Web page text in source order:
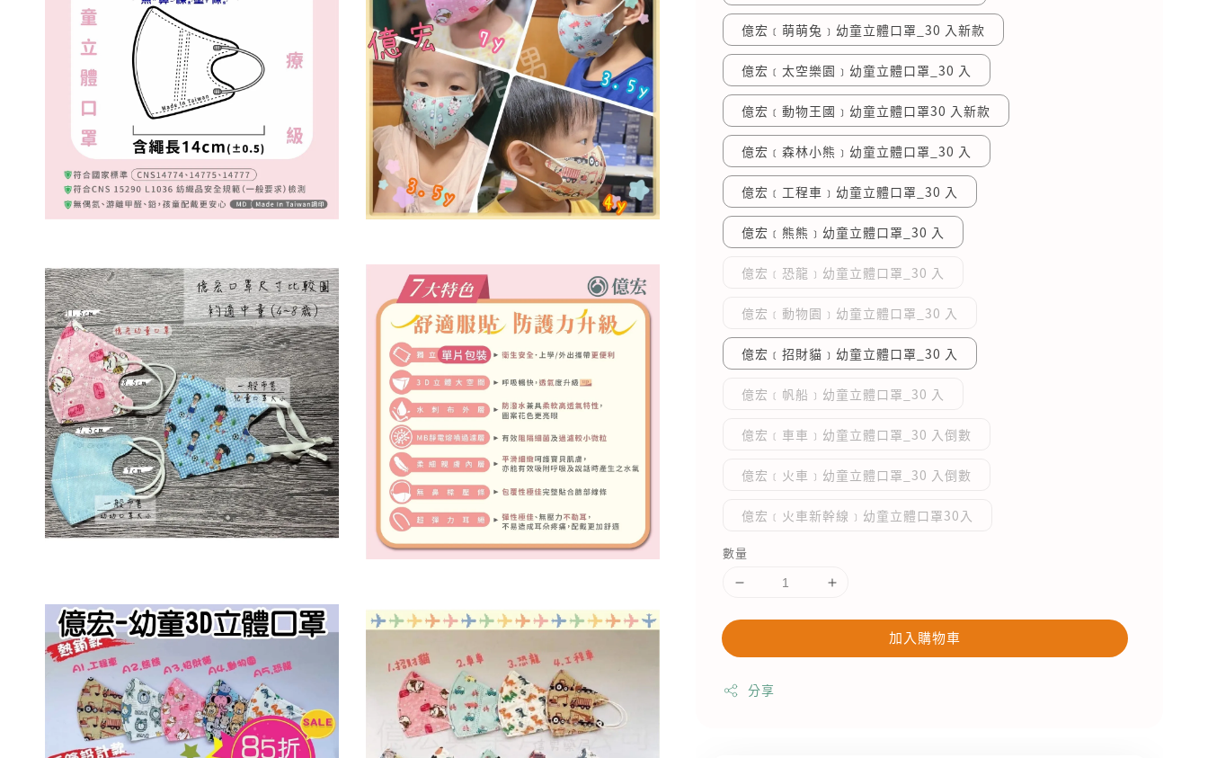
億宏﹝萌萌兔﹞幼童立體口罩_30 入新款
億宏﹝太空樂園﹞幼童立體口罩_30 入
億宏﹝動物王國﹞幼童立體口罩30 入新款
億宏﹝森林小熊﹞幼童立體口罩_30 入
億宏﹝工程車﹞幼童立體口罩_30 入
億宏﹝熊熊﹞幼童立體口罩_30 入
億宏﹝恐龍﹞幼童立體口罩_30 入
億宏﹝動物園﹞幼童立體口罩_30 入
億宏﹝招財貓﹞幼童立體口罩_30 入
億宏﹝帆船﹞幼童立體口罩_30 入
億宏﹝車車﹞幼童立體口罩_30 入倒數
億宏﹝火車﹞幼童立體口罩_30 入倒數
億宏﹝火車新幹線﹞幼童立體口罩30入
數量
加入購物車
分享